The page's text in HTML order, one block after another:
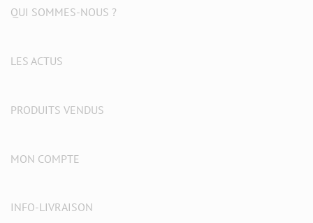
QUI SOMMES-NOUS ?
LES ACTUS
PRODUITS VENDUS
MON COMPTE
INFO-LIVRAISON